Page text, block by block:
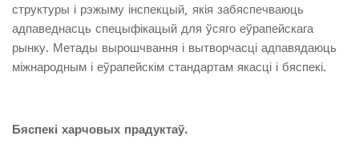
структуры і рэжыму інспекцый, якія забяспечваюць
адпаведнасць спецыфікацый для ўсяго еўрапейскага
рынку. Метады вырошчвання і вытворчасці адпавядаюць
міжнародным і еўрапейскім стандартам якасці і бяспекі.
Бяспекі харчовых прадуктаў.